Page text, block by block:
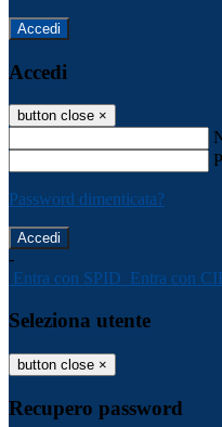
Accedi
Accedi
button close ×
Password dimenticata?
-
Entra con SPID Entra con
Seleziona utente
button close ×
Recupero password